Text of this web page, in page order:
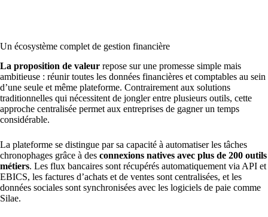
Un écosystème complet de gestion financière
La proposition de valeur repose sur une promesse simple mais
ambitieuse : réunir toutes les données financières et comptables au sein
d’une seule et même plateforme. Contrairement aux solutions
traditionnelles qui nécessitent de jongler entre plusieurs outils, cette
approche centralisée permet aux entreprises de gagner un temps
considérable.
La plateforme se distingue par sa capacité à automatiser les tâches
chronophages grâce à des connexions natives avec plus de 200 outils
métiers. Les flux bancaires sont récupérés automatiquement via API et
EBICS, les factures d’achats et de ventes sont centralisées, et les
données sociales sont synchronisées avec les logiciels de paie comme
Silae.